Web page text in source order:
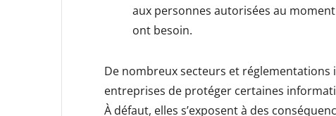
aux personnes autorisées au
ont besoin.
De nombreux secteurs et réglementations
entreprises de protéger certaines
À défaut, elles s’exposent à des